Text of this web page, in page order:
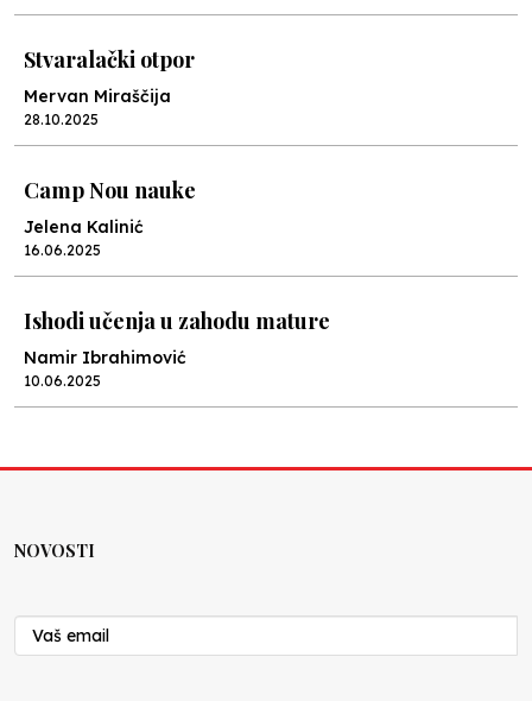
Stvaralački otpor
Mervan Miraščija
28.10.2025
Camp Nou nauke
Jelena Kalinić
16.06.2025
Ishodi učenja u zahodu mature
Namir Ibrahimović
10.06.2025
Nenad Veličković
29.10.2024
NOVOSTI